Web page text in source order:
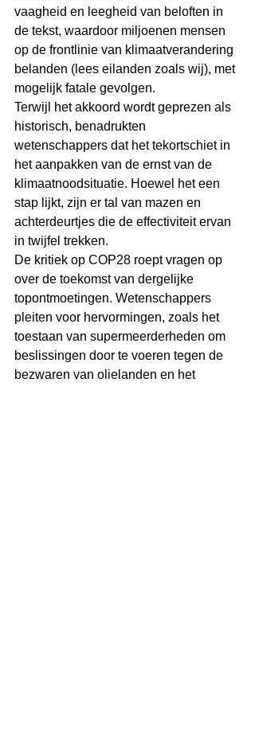
vaagheid en leegheid van beloften in
de tekst, waardoor miljoenen mensen
op de frontlinie van klimaatverandering
belanden (lees eilanden zoals wij), met
mogelijk fatale gevolgen.
Terwijl het akkoord wordt geprezen als
historisch, benadrukten
wetenschappers dat het tekortschiet in
het aanpakken van de ernst van de
klimaatnoodsituatie. Hoewel het een
stap lijkt, zijn er tal van mazen en
achterdeurtjes die de effectiviteit ervan
in twijfel trekken.
De kritiek op COP28 roept vragen op
over de toekomst van dergelijke
topontmoetingen. Wetenschappers
pleiten voor hervormingen, zoals het
toestaan van supermeerderheden om
beslissingen door te voeren tegen de
bezwaren van olielanden en het